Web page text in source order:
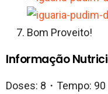
Bom Proveito!
Informação
Doses: 8・Tempo: